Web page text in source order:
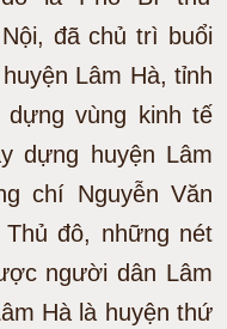
đã chủ trì buổi
Lâm Hà, tỉnh
vùng kinh tế
dựng huyện Lâm
chí Nguyễn Văn
Thủ đô, những nét
người dân Lâm
Hà là huyện thứ